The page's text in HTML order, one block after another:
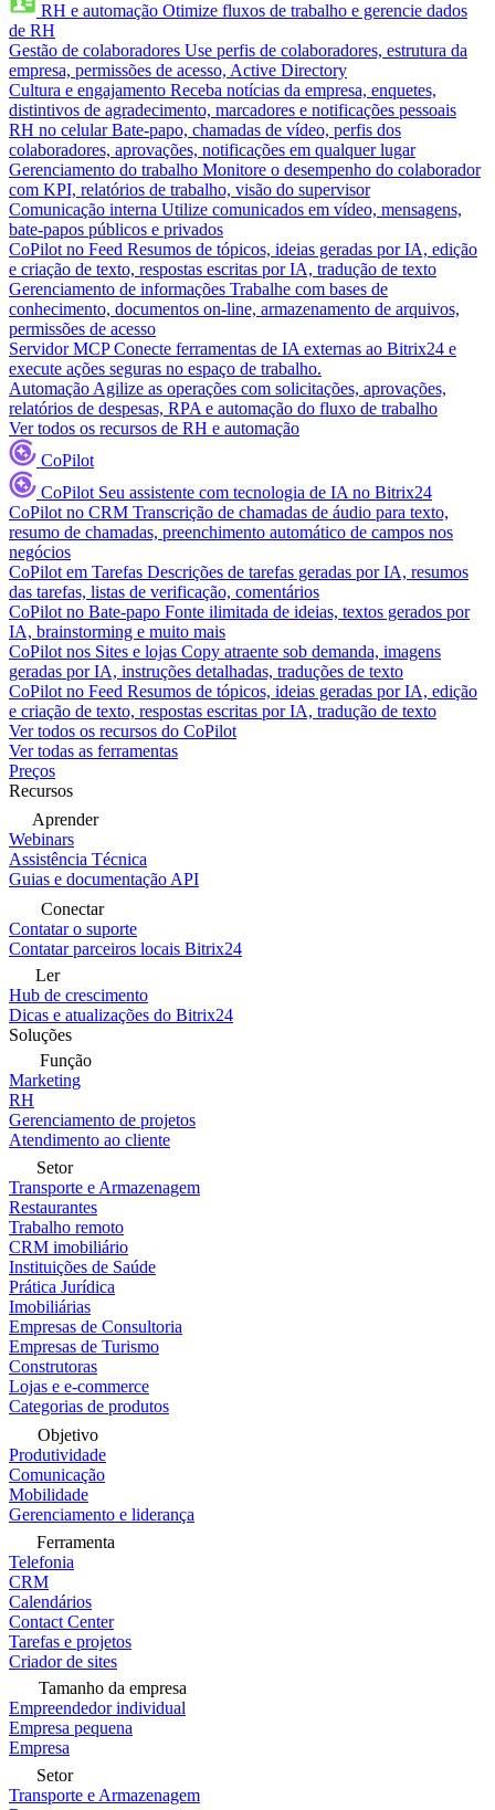
RH e automação Otimize fluxos de trabalho e gerencie dados
de RH
Gestão de colaboradores Use perfis de colaboradores, estrutura da
empresa, permissões de acesso, Active Directory
Cultura e engajamento Receba notícias da empresa, enquetes,
distintivos de agradecimento, marcadores e notificações pessoais
RH no celular Bate-papo, chamadas de vídeo, perfis dos
colaboradores, aprovações, notificações em qualquer lugar
Gerenciamento do trabalho Monitore o desempenho do colaborador
com KPI, relatórios de trabalho, visão do supervisor
Comunicação interna Utilize comunicados em vídeo, mensagens,
bate-papos públicos e privados
CoPilot no Feed Resumos de tópicos, ideias geradas por IA, edição
e criação de texto, respostas escritas por IA, tradução de texto
Gerenciamento de informações Trabalhe com bases de
conhecimento, documentos on-line, armazenamento de arquivos,
permissões de acesso
Servidor MCP Conecte ferramentas de IA externas ao Bitrix24 e
execute ações seguras no espaço de trabalho.
Automação Agilize as operações com solicitações, aprovações,
relatórios de despesas, RPA e automação do fluxo de trabalho
Ver todos os recursos de RH e automação
CoPilot
CoPilot Seu assistente com tecnologia de IA no Bitrix24
CoPilot no CRM Transcrição de chamadas de áudio para texto,
resumo de chamadas, preenchimento automático de campos nos
negócios
CoPilot em Tarefas Descrições de tarefas geradas por IA, resumos
das tarefas, listas de verificação, comentários
CoPilot no Bate-papo Fonte ilimitada de ideias, textos gerados por
IA, brainstorming e muito mais
CoPilot nos Sites e lojas Copy atraente sob demanda, imagens
geradas por IA, instruções detalhadas, traduções de texto
CoPilot no Feed Resumos de tópicos, ideias geradas por IA, edição
e criação de texto, respostas escritas por IA, tradução de texto
Ver todos os recursos do CoPilot
Ver todas as ferramentas
Preços
Recursos
Aprender
Webinars
Assistência Técnica
Guias e documentação API
Conectar
Contatar o suporte
Contatar parceiros locais Bitrix24
Ler
Hub de crescimento
Dicas e atualizações do Bitrix24
Soluções
Função
Marketing
RH
Gerenciamento de projetos
Atendimento ao cliente
Setor
Transporte e Armazenagem
Restaurantes
Trabalho remoto
CRM imobiliário
Instituições de Saúde
Prática Jurídica
Imobiliárias
Empresas de Consultoria
Empresas de Turismo
Construtoras
Lojas e e-commerce
Categorias de produtos
Objetivo
Produtividade
Comunicação
Mobilidade
Gerenciamento e liderança
Ferramenta
Telefonia
CRM
Calendários
Contact Center
Tarefas e projetos
Criador de sites
Tamanho da empresa
Empreendedor individual
Empresa pequena
Empresa
Setor
Transporte e Armazenagem